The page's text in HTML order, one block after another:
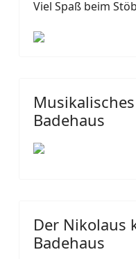
Viel Spaß beim
Badehaus
Der Nikolaus
Badehaus